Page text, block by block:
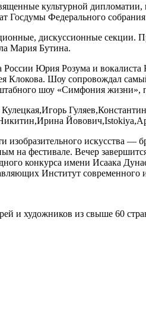
культурной
Госдумы Федерального
дискуссионные секции.
Мария Бутина.
Юрия Розума и
Клокова. Шоу сопровождал
шоу «Симфония жизни»,
искусства —
на фестивале. Вечер
конкурса имени Исаака
Институт современного
и художников из свыше 60